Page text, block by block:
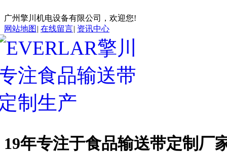
广州擎川机电设备有限公司，欢迎您!
网站地图 | 在线留言| 资讯中心
19年专注于食品输送带定制厂